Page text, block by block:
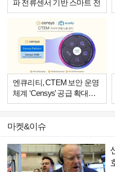
파 전류센서 기반 스마트 전
력 안전 솔루션 개발
엔큐리티, CTEM 보안 운영
체계 ‘Censys’ 공급 확대…
보안 운영 체계 강화 지원
마켓&이슈